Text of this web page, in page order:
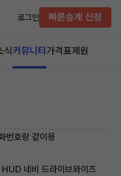
로그인 빠른승계 신청
식커뮤니티 가격표제원
번호랑 같이용
네비 드라이브와이즈